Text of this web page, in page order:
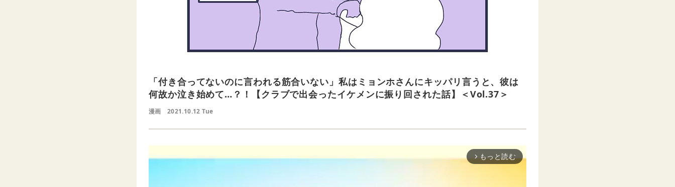
「付き合ってないのに言われる筋合いない」私はミョンホさんにキッパリ言うと、彼は
何故か泣き始めて…？！【クラブで出会ったイケメンに振り回された話】＜Vol.37＞
漫画 2021.10.12 Tue
arrow_forward_ios もっと読む